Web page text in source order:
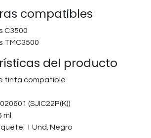
compatibles
C3500
TMC3500
del producto
tinta compatible
(SJIC22P(K))
ml
1 Und. Negro